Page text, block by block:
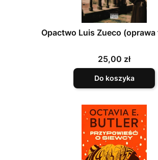
Opactwo Luis Zueco (oprawa
Cena
25,00 zł
Do koszyka